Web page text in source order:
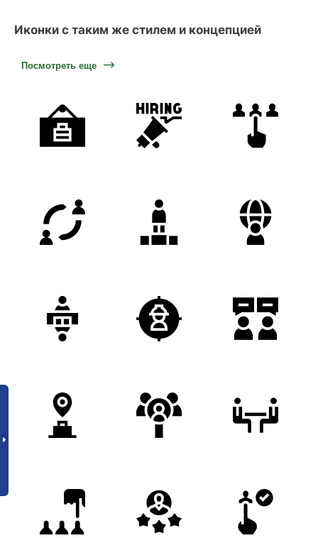
Иконки с таким же стилем и концепцией
Посмотреть еще